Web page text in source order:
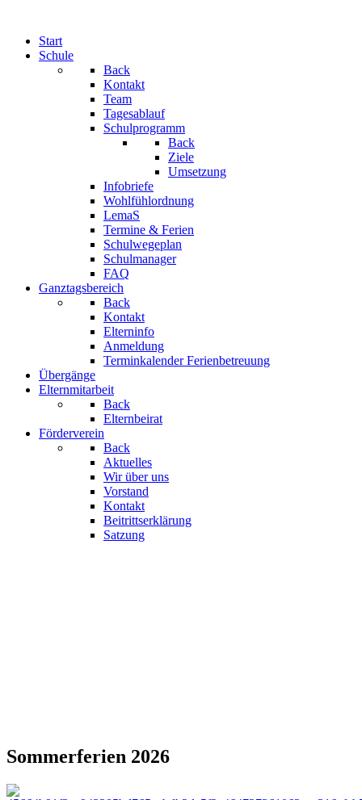
Start
Schule
Back
Kontakt
Team
Tagesablauf
Schulprogramm
Back
Ziele
Umsetzung
Infobriefe
Wohlfühlordnung
LemaS
Termine & Ferien
Schulwegeplan
Schulmanager
FAQ
Ganztagsbereich
Back
Kontakt
Elterninfo
Anmeldung
Terminkalender Ferienbetreuung
Übergänge
Elternmitarbeit
Back
Elternbeirat
Förderverein
Back
Aktuelles
Wir über uns
Vorstand
Kontakt
Beitrittserklärung
Satzung
Sommerferien 2026